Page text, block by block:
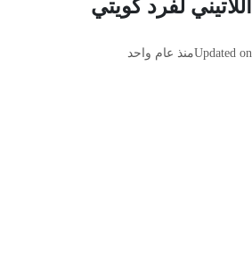
اللاتيني لفرد كويتي
Updated onمنذ عام واحد